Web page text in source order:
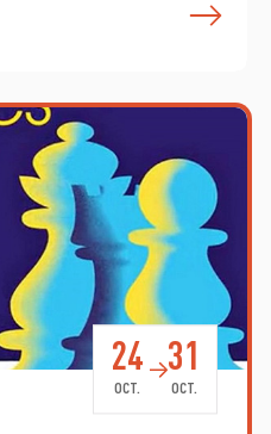
24
OCT.
31
OCT.